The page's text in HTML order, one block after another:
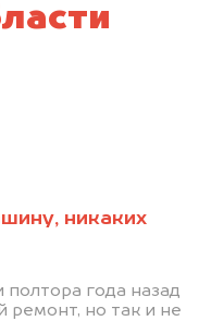
никаких
года назад
ремонт, но так и не